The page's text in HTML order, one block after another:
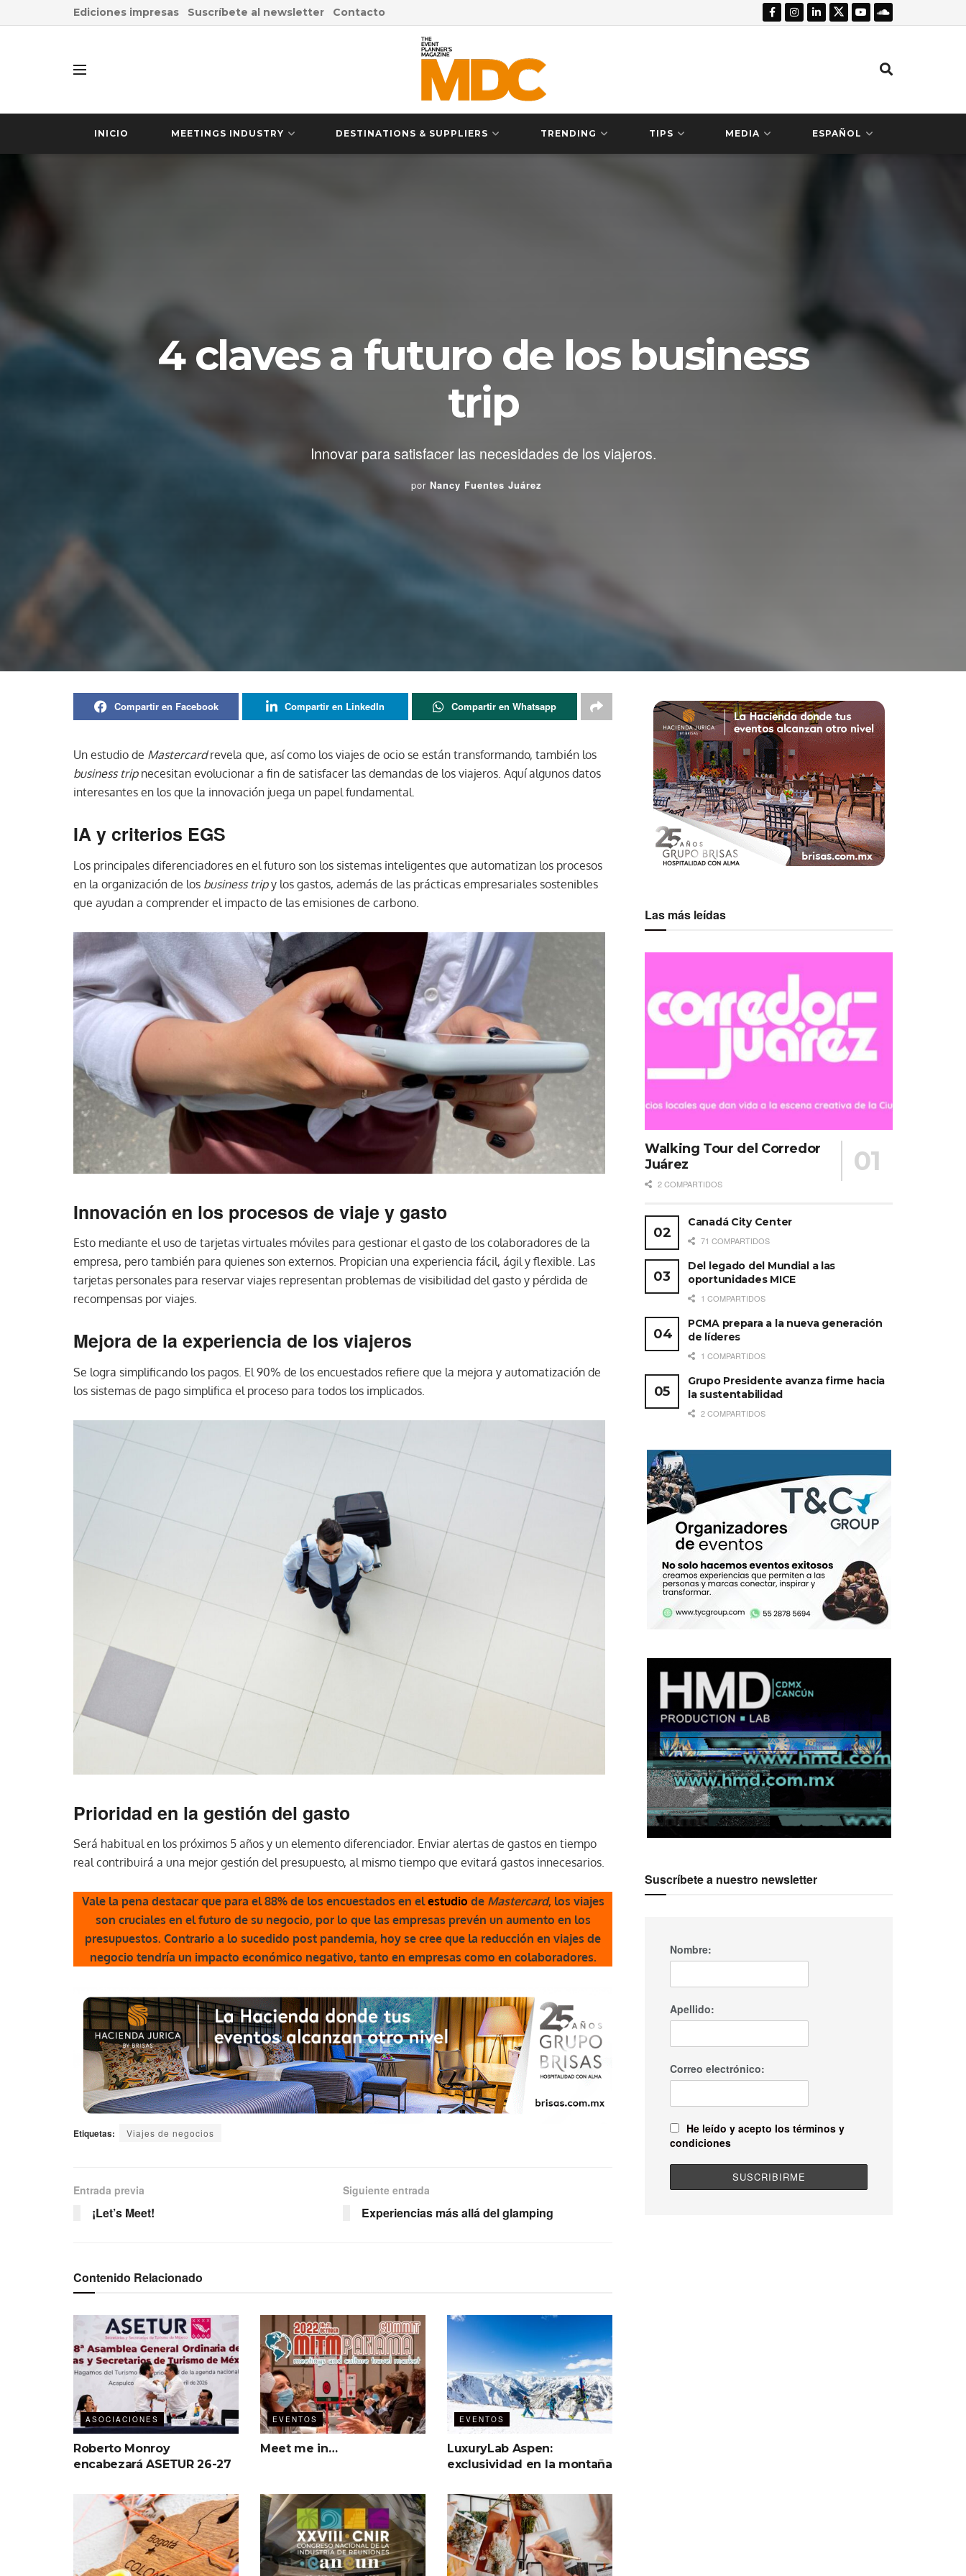
Ediciones impresas Suscríbete al newsletter Contacto
INICIO MEETINGS INDUSTRY DESTINATIONS & SUPPLIERS TRENDING TIPS MEDIA ESPAÑOL
4 claves a futuro de los business
trip
Innovar para satisfacer las necesidades de los viajeros.
por Nancy Fuentes Juárez
Compartir en Facebook Compartir en LinkedIn Compartir en Whatsapp
Un estudio de Mastercardrevela que, así como los viajes de ocio se están transformando, también los
business tripnecesitan evolucionar a fin de satisfacer las demandas de los viajeros. Aquí algunos datos
interesantes en los que la innovación juega un papel fundamental.
IA y criterios EGS
Los principales diferenciadores en el futuro son los sistemas inteligentes que automatizan los procesos
en la organización de los business tripy los gastos, además de las prácticas empresariales sostenibles
que ayudan a comprender el impacto de las emisiones de carbono.
Innovación en los procesos de viaje y gasto
Esto mediante el uso de tarjetas virtuales móviles para gestionar el gasto de los colaboradores de la
empresa, pero también para quienes son externos. Propician una experiencia fácil, ágil y flexible. Las
tarjetas personales para reservar viajes representan problemas de visibilidad del gasto y pérdida de
recompensas por viajes.
Mejora de la experiencia de los viajeros
Se logra simplificando los pagos. El 90% de los encuestados refiere que la mejora y automatización de
los sistemas de pago simplifica el proceso para todos los implicados.
Prioridad en la gestión del gasto
Será habitual en los próximos 5 años y un elemento diferenciador. Enviar alertas de gastos en tiempo
real contribuirá a una mejor gestión del presupuesto, al mismo tiempo que evitará gastos innecesarios.
Vale la pena destacar que para el 88% de los encuestados en elestudio de Mastercard, los viajes
son cruciales en el futuro de su negocio, por lo que las empresas prevén un aumento en los
presupuestos. Contrario a lo sucedido post pandemia, hoy se cree que la reducción en viajes de
negocio tendría un impacto económico negativo, tanto en empresas como en colaboradores.
Etiquetas: Viajes de negocios
Entrada previa
¡Let’s Meet!
Siguiente entrada
Experiencias más allá del glamping
Contenido Relacionado
ASOCIACIONES
Roberto Monroy
encabezará ASETUR 26-27
EVENTOS
Meet me in…
EVENTOS
LuxuryLab Aspen:
exclusividad en la montaña
Las más leídas
Walking Tour del Corredor
Juárez
2 COMPARTIDOS
Canadá City Center
71 COMPARTIDOS
Del legado del Mundial a las
oportunidades MICE
1 COMPARTIDOS
PCMA prepara a la nueva generación
de líderes
1 COMPARTIDOS
Grupo Presidente avanza firme hacia
la sustentabilidad
2 COMPARTIDOS
Suscríbete a nuestro newsletter
Nombre:
Apellido:
Correo electrónico:
He leído y acepto los términos y
condiciones